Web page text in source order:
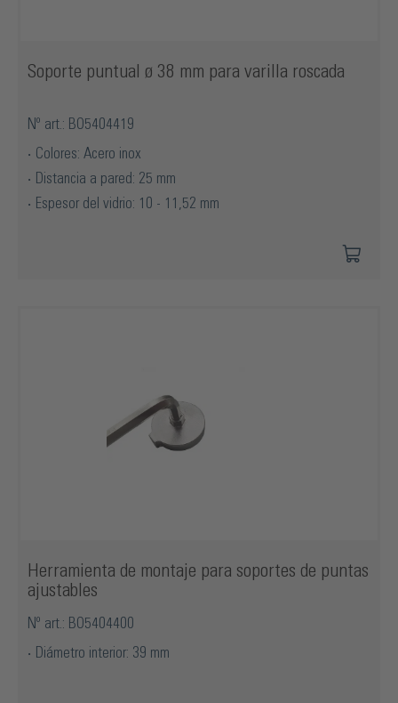
Soporte puntual ø 38 mm para varilla roscada
Nº art.: BO5404419
Colores: Acero inox
Distancia a pared: 25 mm
Espesor del vidrio: 10 - 11,52 mm
Herramienta de montaje para soportes de puntas
ajustables
Nº art.: BO5404400
Diámetro interior: 39 mm